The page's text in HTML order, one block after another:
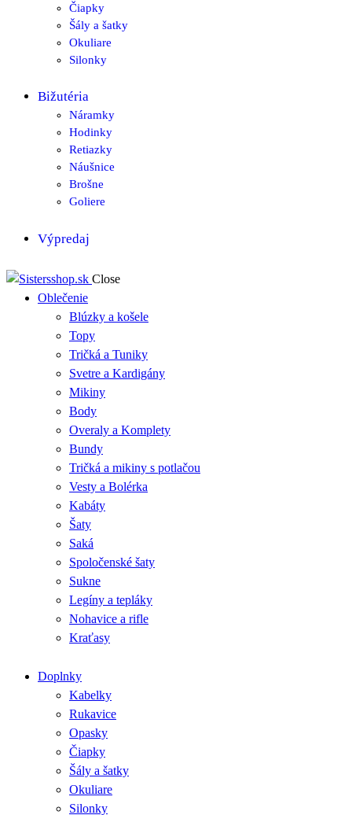
Čiapky
Šály a šatky
Okuliare
Silonky
Bižutéria
Náramky
Hodinky
Retiazky
Náušnice
Brošne
Goliere
Výpredaj
Close
Oblečenie
Blúzky a košele
Topy
Tričká a Tuniky
Svetre a Kardigány
Mikiny
Body
Overaly a Komplety
Bundy
Tričká a mikiny s potlačou
Vesty a Bolérka
Kabáty
Šaty
Saká
Spoločenské šaty
Sukne
Legíny a tepláky
Nohavice a rifle
Kraťasy
Doplnky
Kabelky
Rukavice
Opasky
Čiapky
Šály a šatky
Okuliare
Silonky